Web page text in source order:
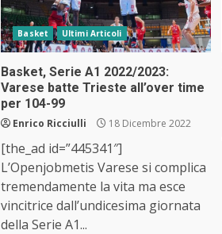
Basket Ultimi Articoli
Basket, Serie A1 2022/2023:
Varese batte Trieste all’over time
per 104-99
Enrico Ricciulli 18 Dicembre 2022
[the_ad id=”445341″]
L’Openjobmetis Varese si complica
tremendamente la vita ma esce
vincitrice dall’undicesima giornata
della Serie A1...